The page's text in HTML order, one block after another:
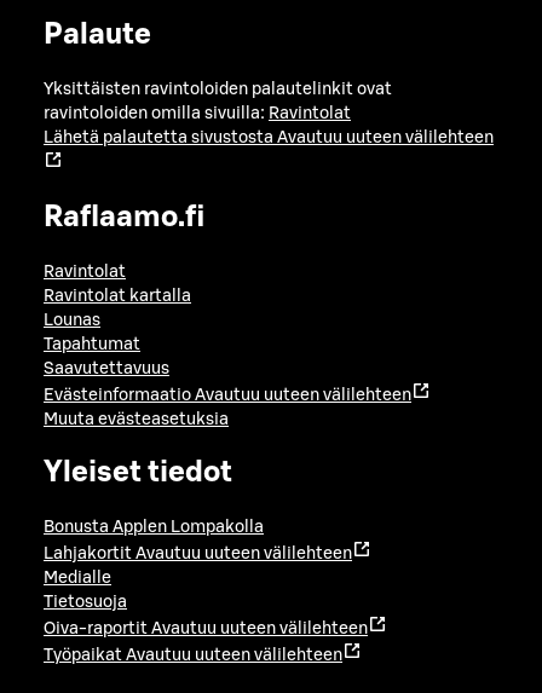
Palaute
Yksittäisten ravintoloiden palautelinkit ovat
ravintoloiden omilla sivuilla: Ravintolat
Lähetä palautetta sivustosta Avautuu uuteen välilehteen
Raflaamo.fi
Ravintolat
Ravintolat kartalla
Lounas
Tapahtumat
Saavutettavuus
Evästeinformaatio Avautuu uuteen välilehteen
Muuta evästeasetuksia
Yleiset tiedot
Bonusta Applen Lompakolla
Lahjakortit Avautuu uuteen välilehteen
Medialle
Tietosuoja
Oiva-raportit Avautuu uuteen välilehteen
Työpaikat Avautuu uuteen välilehteen